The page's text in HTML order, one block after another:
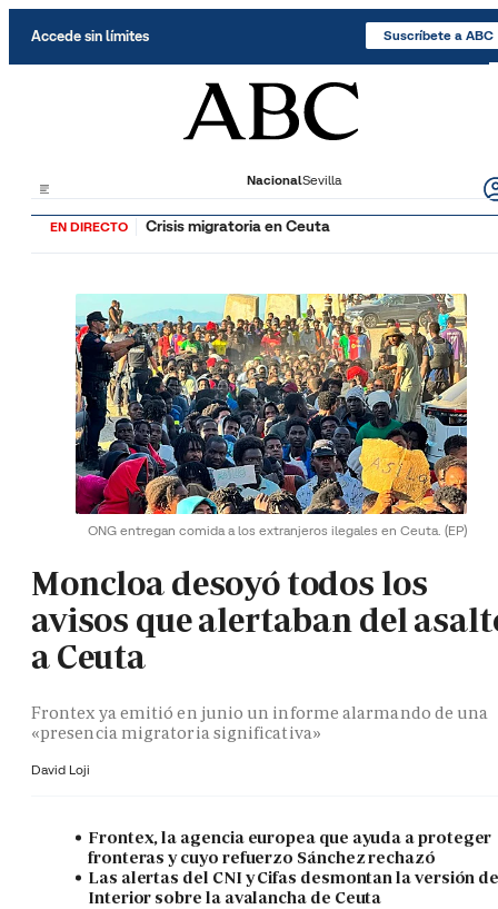
Accede sin límites Suscríbete a ABC
NacionalSevilla
EN DIRECTO Crisis migratoria en Ceuta
ONG entregan comida a los extranjeros ilegales en Ceuta. (EP)
Moncloa desoyó todos los
avisos que alertaban del
a Ceuta
Frontex ya emitió en junio un informe alarmando de una
«presencia migratoria significativa»
David Loji
Frontex, la agencia europea que ayuda a proteger
fronteras y cuyo refuerzo Sánchez rechazó
Las alertas del CNI y Cifas desmontan la versión
Interior sobre la avalancha de Ceuta